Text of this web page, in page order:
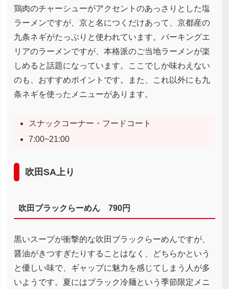
鶏肉のチャーシューがアクセントのあっさりとした塩
ラーメンですが、京と名につくだけあって、京都産の
九条ネギがたっぷりと使われています。パーキングエ
リアのラーメンですが、本格派のご当地ラーメンが楽
しめると話題になっています。ここでしか味わえない
のも、おすすめポイントです。また、これ以外にも九
条ネギを使ったメニューがあります。
スナックコーナー・フードコート
7:00~21:00
吹田SA上り
吹田ブラックらーめん 790円
黒いスープが衝撃的な吹田ブラックらーめんですが、
醤油がきつすぎたりすることはなく、どちらかという
と優しい味で、ギャップに魅力を感じてしまう人が多
いようです。夏にはブラック冷麺という季節限定メニ